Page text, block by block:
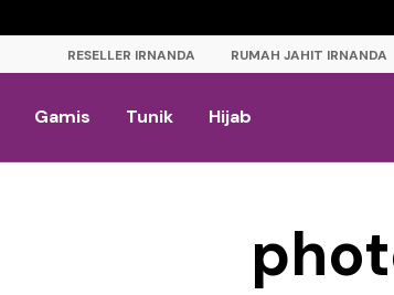
RESELLER IRNANDA RUMAH JAHIT IRNANDA
Gamis Tunik Hijab